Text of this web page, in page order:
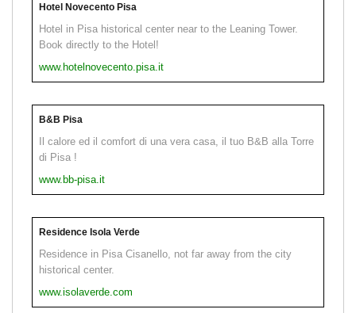
Hotel Novecento Pisa
Hotel in Pisa historical center near to the Leaning Tower.
Book directly to the Hotel!
www.hotelnovecento.pisa.it
B&B Pisa
Il calore ed il comfort di una vera casa, il tuo B&B alla Torre
di Pisa !
www.bb-pisa.it
Residence Isola Verde
Residence in Pisa Cisanello, not far away from the city
historical center.
www.isolaverde.com